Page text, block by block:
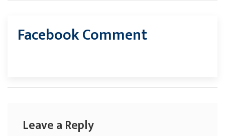
Facebook Comment
Leave a Reply